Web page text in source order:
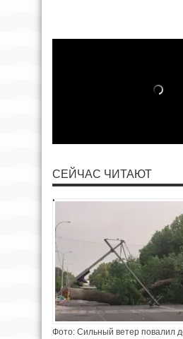
СЕЙЧАС ЧИТАЮТ
Фото: Сильный ветер повалил